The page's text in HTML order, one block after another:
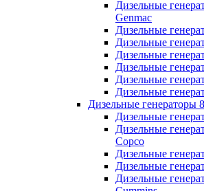
Дизельные
Genmac
Дизельные
Дизельные
Дизельные
Дизельные
Дизельные
Дизельные
Дизельные генераторы
Дизельные
Дизельные
Copco
Дизельные
Дизельные
Дизельные